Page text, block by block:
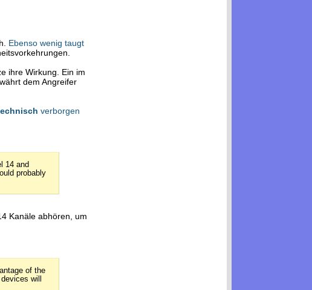
Ebenso wenig taugt
ihre Wirkung. Ein im
dem Angreifer
verborgen
14 and
probably
Kanäle abhören, um
of the
will